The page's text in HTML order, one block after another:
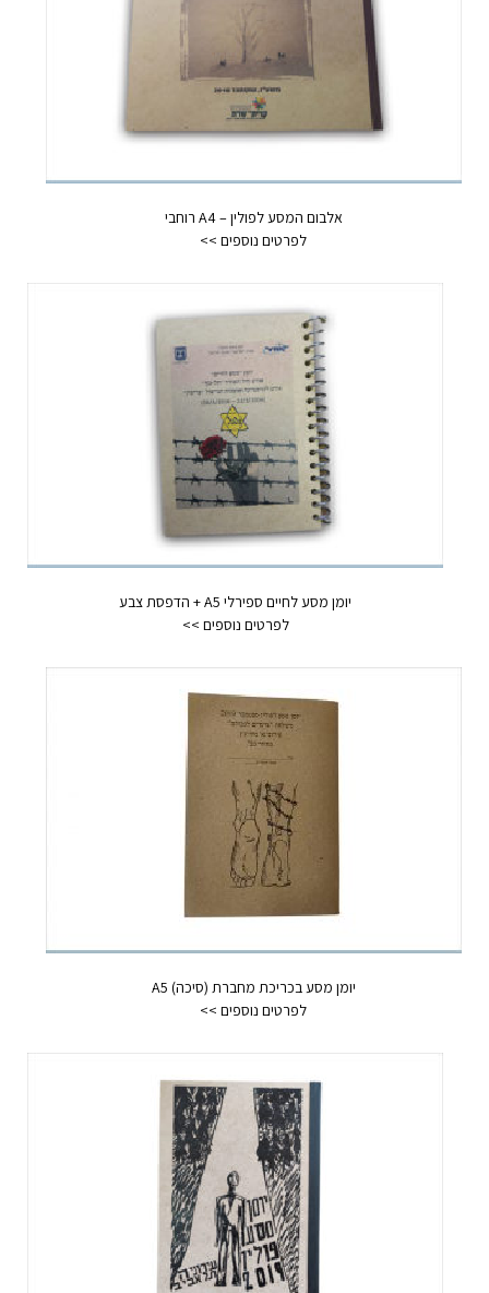
אלבום המסע לפולין – A4 רוחבי
יומן מסע לחיים ספירלי A5 + הדפסת צבע
יומן מסע בכריכת מחברת (סיכה) A5